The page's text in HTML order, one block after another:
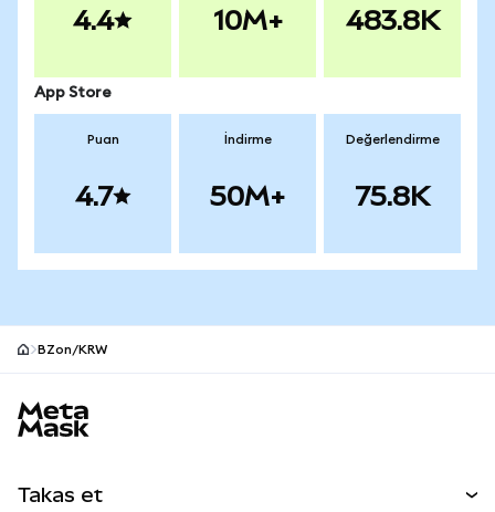
4.4 10M+ 483.8K
App Store
Puan
4.7
İndirme
50M+
Değerlendirme
75.8K
BZon/KRW
Takas et